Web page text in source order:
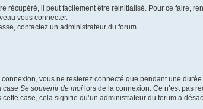
récupéré, il peut facilement être réinitialisé. Pour ce faire,
vous connecter.
contactez un administrateur du forum.
vous ne resterez connecté que pendant une
case Se souvenir de moi lors de la connexion. Ce n’est pas
case, cela signifie qu’un administrateur du forum a